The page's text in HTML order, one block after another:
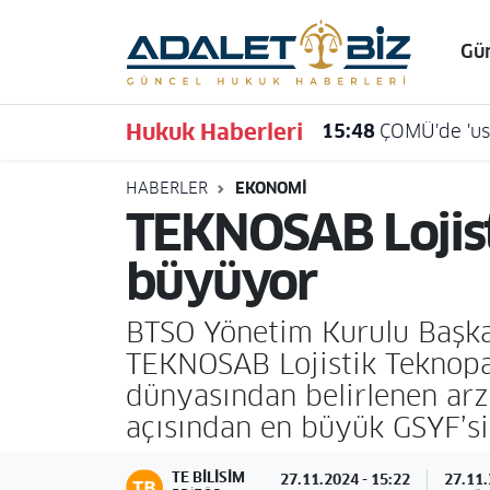
Hukuk Haberleri 15:48 ÇOMÜ'de
HABERLER EKONOMI
TEKNOSAB
büyüyor
BTSO Yönetim Kurulu
TEKNOSAB Lojistik
dünyasından belirlenen
açısından en büyük
TE BILISIM 27.11.2024 - 15:22
Hava Durumu
Trafik Durumu
Süper Lig Puan Durumu ve Fikstür
Tüm Manşetler
Son Dakika Haberleri
Haber Arşivi